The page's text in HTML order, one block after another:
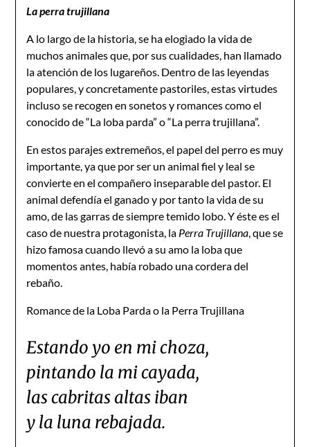
La perra trujillana
A lo largo de la historia, se ha elogiado la vida de
muchos animales que, por sus cualidades, han llamado
la atención de los lugareños. Dentro de las leyendas
populares, y concretamente pastoriles, estas virtudes
incluso se recogen en sonetos y romances como el
conocido de “La loba parda” o “La perra trujillana”.
En estos parajes extremeños, el papel del perro es muy
importante, ya que por ser un animal fiel y leal se
convierte en el compañero inseparable del pastor. El
animal defendía el ganado y por tanto la vida de su
amo, de las garras de siempre temido lobo. Y éste es el
caso de nuestra protagonista, la Perra Trujillana, que se
hizo famosa cuando llevó a su amo la loba que
momentos antes, había robado una cordera del
rebaño.
Romance de la Loba Parda o la Perra Trujillana
Estando yo en mi choza,
pintando la mi cayada,
las cabritas altas iban
y la luna rebajada.